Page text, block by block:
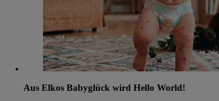
Aus Elkos Babyglück wird Hello World!